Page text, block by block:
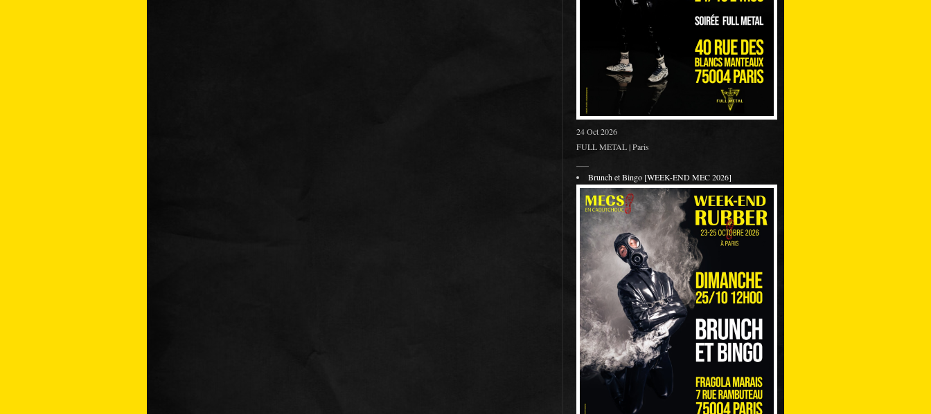
24 Oct 2026
FULL METAL | Paris
Brunch et Bingo [WEEK-END MEC 2026]